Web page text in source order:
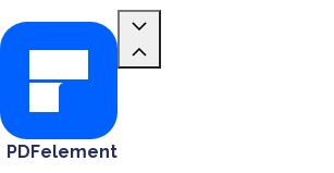
PDFelement